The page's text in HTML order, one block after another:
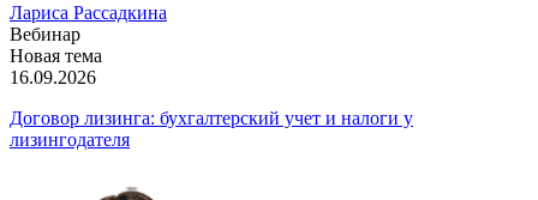
Лариса Рассадкина
Вебинар
Новая тема
16.09.2026
Договор лизинга: бухгалтерский учет и налоги у
лизингодателя